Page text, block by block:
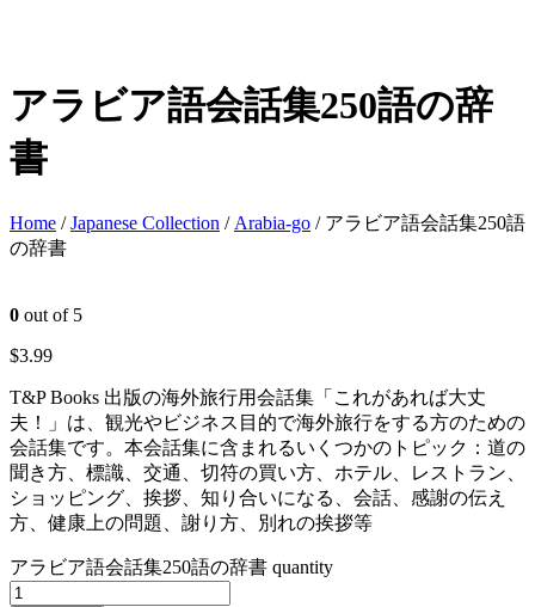
アラビア語会話集250語の辞
書
Home /Japanese Collection / Arabia-go / アラビア語会話集250語
の辞書
0 out of 5
$3.99
T&P Books 出版の海外旅行用会話集「これがあれば大丈
夫！」は、観光やビジネス目的で海外旅行をする方のための
会話集です。本会話集に含まれるいくつかのトピック：道の
聞き方、標識、交通、切符の買い方、ホテル、レストラン、
ショッピング、挨拶、知り合いになる、会話、感謝の伝え
方、健康上の問題、謝り方、別れの挨拶等
アラビア語会話集250語の辞書 quantity